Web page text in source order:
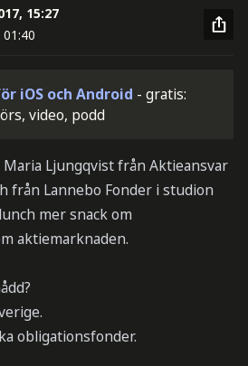
15:27
iOS och Android - gratis:
video, podd
Ljungqvist från Aktieansvar
från Lannebo Fonder i studion
mer snack om
aktiemarknaden.
obligationsfonder.